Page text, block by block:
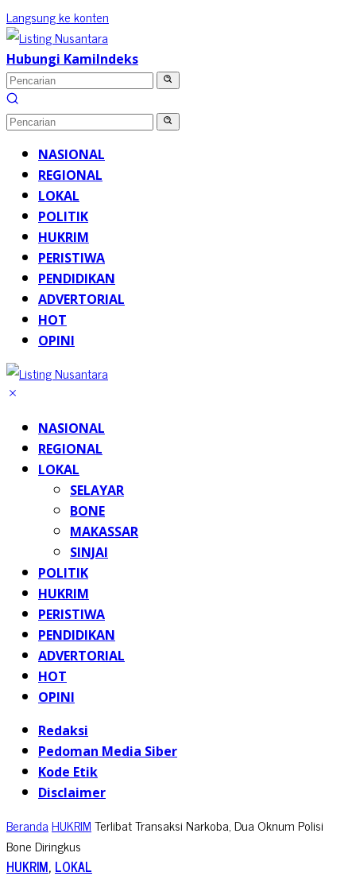
Langsung ke konten
Hubungi KamiIndeks
NASIONAL
REGIONAL
LOKAL
POLITIK
HUKRIM
PERISTIWA
PENDIDIKAN
ADVERTORIAL
HOT
OPINI
NASIONAL
REGIONAL
LOKAL
SELAYAR
BONE
MAKASSAR
SINJAI
POLITIK
HUKRIM
PERISTIWA
PENDIDIKAN
ADVERTORIAL
HOT
OPINI
Redaksi
Pedoman Media Siber
Kode Etik
Disclaimer
BerandaHUKRIMTerlibat Transaksi Narkoba, Dua Oknum Polisi
Bone Diringkus
HUKRIM, LOKAL